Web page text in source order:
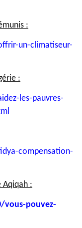
:
un-climatiseur-
:
les-pauvres-
compensation-
Aqiqah :
vous-pouvez-